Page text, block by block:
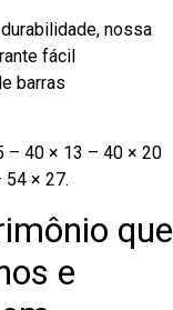
nossa
fácil
barras
– 40 × 13 – 40 × 20
× 27.
que
e